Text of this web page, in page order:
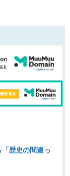
歴史の間違っ